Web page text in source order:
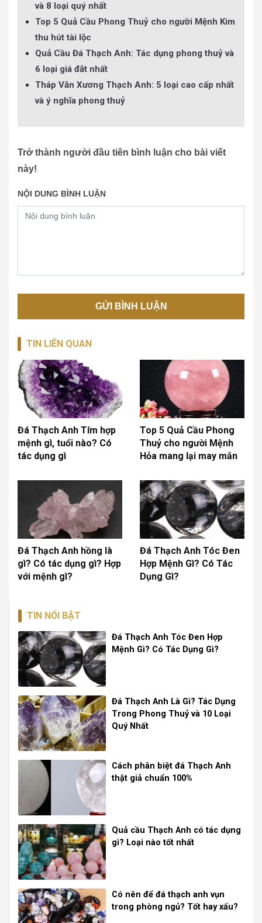
và 8 loại quý nhất
Top 5 Quả Cầu Phong Thuỷ cho người Mệnh Kim
thu hút tài lộc
Quả Cầu Đá Thạch Anh: Tác dụng phong thuỷ và
6 loại giá đắt nhất
Tháp Văn Xương Thạch Anh: 5 loại cao cấp nhất
và ý nghĩa phong thuỷ
Trở thành người đầu tiên bình luận cho bài viết
này!
NỘI DUNG BÌNH LUẬN
TIN NỔI BẬT
Đá Thạch Anh Tóc Đen Hợp
Mệnh Gì? Có Tác Dụng Gì?
Đá Thạch Anh Là Gì? Tác Dụng
Trong Phong Thuỷ và 10 Loại
Quý Nhất
Cách phân biệt đá Thạch Anh
thật giả chuẩn 100%
Quả cầu Thạch Anh có tác dụng
gì? Loại nào tốt nhất
Có nên để đá thạch anh vụn
trong phòng ngủ? Tốt hay xấu?
TIN LIÊN QUAN
Đá Thạch Anh Tím hợp
mệnh gì, tuổi nào? Có
tác dụng gì
Top 5 Quả Cầu Phong
Thuỷ cho người Mệnh
Hỏa mang lại may mắn
Đá Thạch Anh hồng là
gì? Có tác dụng gì? Hợp
với mệnh gì?
Đá Thạch Anh Tóc Đen
Hợp Mệnh Gì? Có Tác
Dụng Gì?